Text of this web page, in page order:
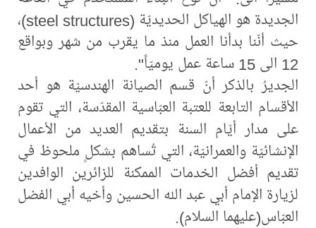
الجديدة هو الهياكل الحديديّة (steel structures)،
حيث أنّنا بدأنا العمل منذ ما يقرب من شهر وبواقع
12 الى 15 ساعة عمل يوميّاً".
الجديرُ بالذكر أنّ قسم الصيانة الهندسيّة هو أحد
الأقسام التابعة للعتبة العبّاسية المقدّسة، التي تقوم
على مدار أيّام السنة بتقديم العديد من الأعمال
الإنشائيّة والعمرانيّة، التي تُساهم بشكلٍ ملحوظ في
تقديم أفضل الخدمات الممكنة للزائرين الوافدين
لزيارة الإمام أبي عبد الله الحسين وأخيه أبي الفضل
العبّاس(عليهما السلام).